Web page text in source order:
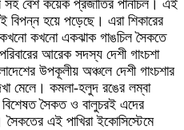
সহ বেশ কয়েক প্রজাতির পানচিল। এই
বিপন্ন হয়ে পড়েছে। এরা শিকারের
কখনো কখনো একঝাক গাঙচিল সৈকতে
আরেক সদস্য দেশী গাংচশা
উপকূলীয় অঞ্চলে দেশী গাংচশার
মেলে। কমলা-হলুদ রঙের লম্বা
সৈকত ও বালুচরই এদের
এই পাখিরা ইকোসিস্টেমে